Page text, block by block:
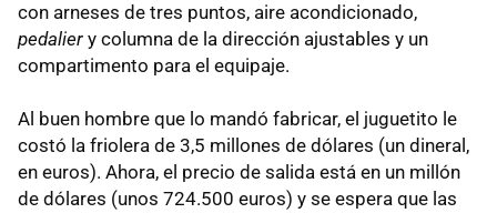
con arneses de tres puntos, aire acondicionado,
pedalier y columna de la dirección ajustables y un
compartimento para el equipaje.
Al buen hombre que lo mandó fabricar, el juguetito le
costó la friolera de 3,5 millones de dólares (un dineral,
en euros). Ahora, el precio de salida está en un millón
de dólares (unos 724.500 euros) y se espera que las